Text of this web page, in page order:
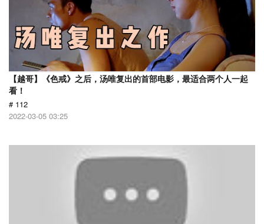
【越哥】《色戒》之后，汤唯复出的首部电影，最适合两个人一起
看！
# 112
2022-03-05 03:25